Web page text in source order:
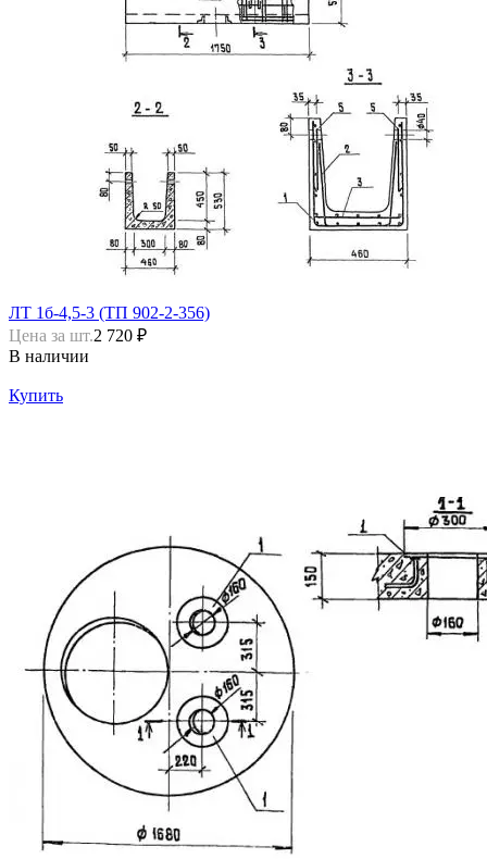
ЛТ 1б-4,5-3 (ТП 902-2-356)
Цена за шт.2 720 ₽
В наличии
Купить